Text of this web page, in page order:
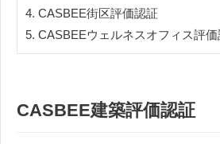
4. CASBEE街区評価認証
5. CASBEEウェルネスオフィス評価
CASBEE建築評価認証